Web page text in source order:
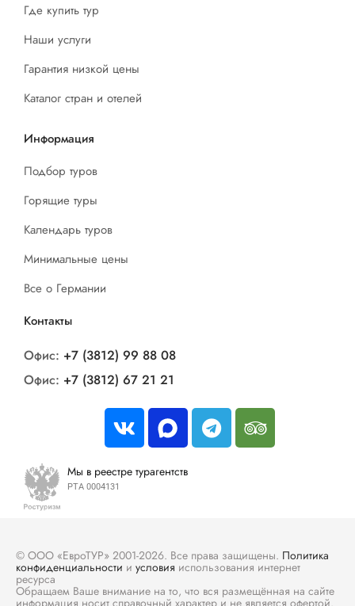
Где купить тур
Наши услуги
Гарантия низкой цены
Каталог стран и отелей
Информация
Подбор туров
Горящие туры
Календарь туров
Минимальные цены
Все о Германии
Контакты
Офис: +7 (3812) 99 88 08
Офис: +7 (3812) 67 21 21
Мы в реестре турагентств
РТА 0004131
© ООО «ЕвроТУР» 2001-2026. Все права защищены. Политика
конфиденциальности и условия использования интернет
ресурса
Обращаем Ваше внимание на то, что вся размещённая на сайте
информация носит справочный характер и не является офертой.